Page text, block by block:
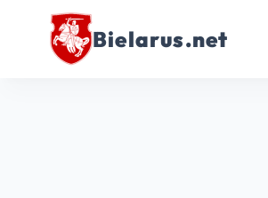
Bielarus.net